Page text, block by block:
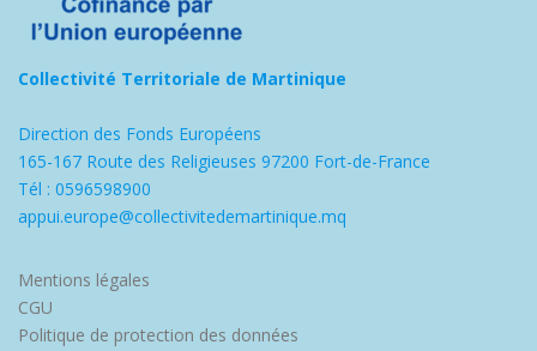
Collectivité Territoriale de Martinique
Direction des Fonds Européens
165-167 Route des Religieuses 97200 Fort-de-France
Tél : 0596598900
appui.europe@collectivitedemartinique.mq
Mentions légales
CGU
Politique de protection des données